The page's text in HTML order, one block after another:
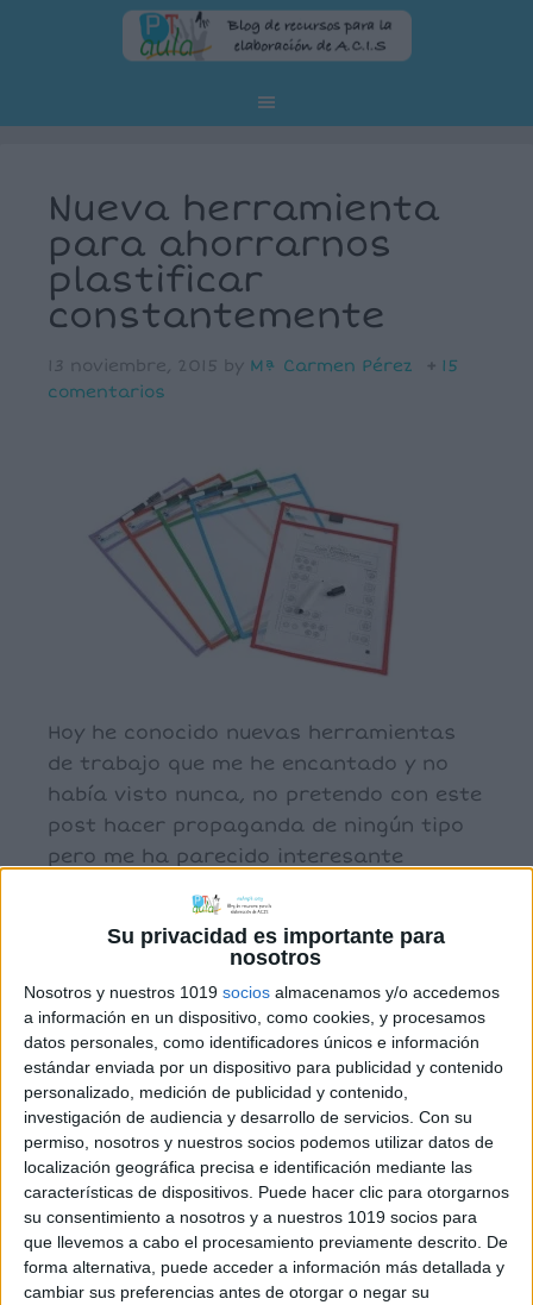
Su privacidad es importante para
nosotros
Nosotros y nuestros 1019 socios almacenamos y/o accedemos
a información en un dispositivo, como cookies, y procesamos
datos personales, como identificadores únicos e información
estándar enviada por un dispositivo para publicidad y contenido
personalizado, medición de publicidad y contenido,
investigación de audiencia y desarrollo de servicios. Con su
permiso, nosotros y nuestros socios podemos utilizar datos de
localización geográfica precisa e identificación mediante las
características de dispositivos. Puede hacer clic para otorgarnos
su consentimiento a nosotros y a nuestros 1019 socios para
que llevemos a cabo el procesamiento previamente descrito. De
forma alternativa, puede acceder a información más detallada y
cambiar sus preferencias antes de otorgar o negar su
Nueva herramienta
para ahorrarnos
plastificar
constantemente
13 noviembre, 2015 by Mª Carmen Pérez
15
comentarios
Hoy he conocido nuevas herramientas
de trabajo que me he encantado y no
había visto nunca, no pretendo con este
post hacer propaganda de ningún tipo
pero me ha parecido interesante
carpetas para introducir la hoja y
escribir con rotulador de de pizarra.
Desconozco dónde lo venden en España,
[…]
Archivado en:Adaptaciones,Atención, D.
Visual,PLANTILLAS,Recursos manipulativos,
T.Motrices,TEA
Etiquetado con:curiosidades,ideas,
plastificadora,recursos para plastificar,
rotuladores que se borran